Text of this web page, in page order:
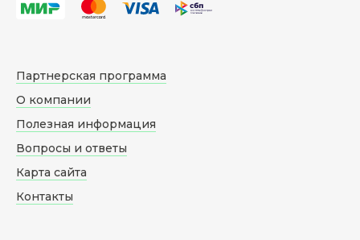
Партнерская программа
О компании
Полезная информация
Вопросы и ответы
Карта сайта
Контакты